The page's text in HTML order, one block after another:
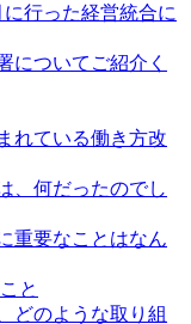
に行った経営統合に
についてご紹介く
れている働き方改
、何だったのでし
重要なことはなん
と
どのような取り組